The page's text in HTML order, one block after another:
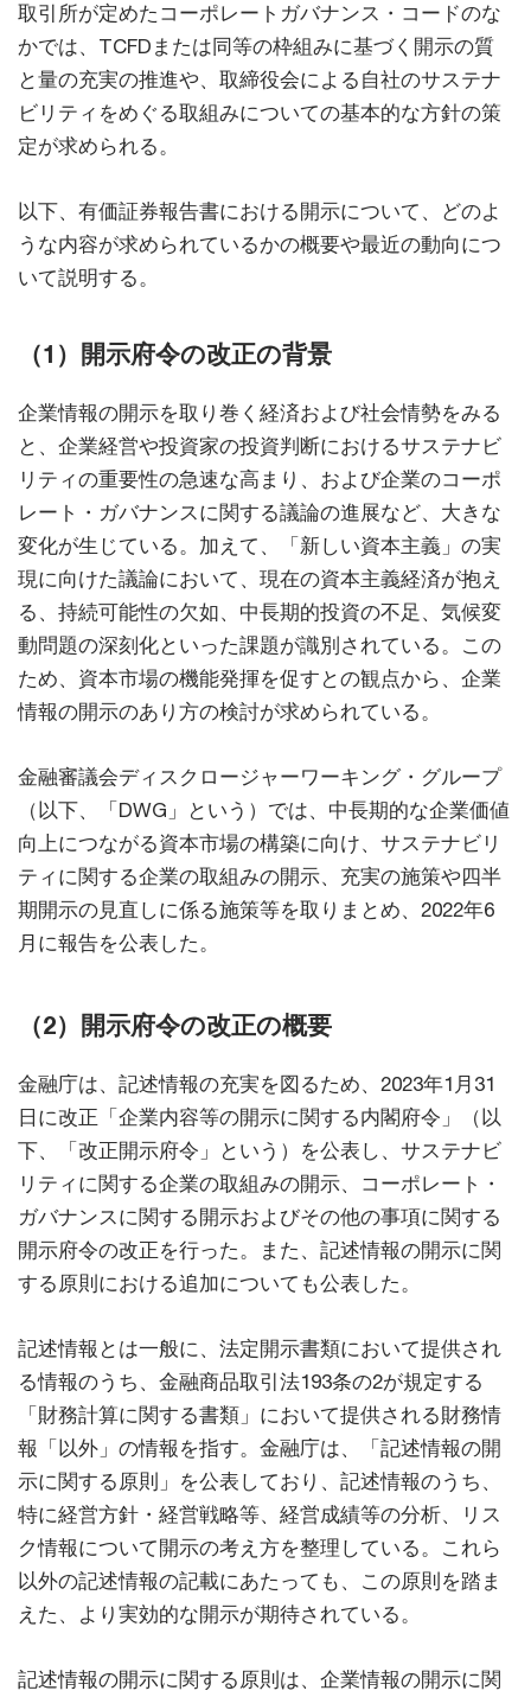
取引所が定めたコーポレートガバナンス・コードのな
かでは、TCFDまたは同等の枠組みに基づく開示の質
と量の充実の推進や、取締役会による自社のサステナ
ビリティをめぐる取組みについての基本的な方針の策
定が求められる。
以下、有価証券報告書における開示について、どのよ
うな内容が求められているかの概要や最近の動向につ
いて説明する。
（1）開示府令の改正の背景
企業情報の開示を取り巻く経済および社会情勢をみる
と、企業経営や投資家の投資判断におけるサステナビ
リティの重要性の急速な高まり、および企業のコーポ
レート・ガバナンスに関する議論の進展など、大きな
変化が生じている。加えて、「新しい資本主義」の実
現に向けた議論において、現在の資本主義経済が抱え
る、持続可能性の欠如、中長期的投資の不足、気候変
動問題の深刻化といった課題が識別されている。この
ため、資本市場の機能発揮を促すとの観点から、企業
情報の開示のあり方の検討が求められている。
金融審議会ディスクロージャーワーキング・グループ
（以下、「DWG」という）では、中長期的な企業価値
向上につながる資本市場の構築に向け、サステナビリ
ティに関する企業の取組みの開示、充実の施策や四半
期開示の見直しに係る施策等を取りまとめ、2022年6
月に報告を公表した。
（2）開示府令の改正の概要
金融庁は、記述情報の充実を図るため、2023年1月31
日に改正「企業内容等の開示に関する内閣府令」（以
下、「改正開示府令」という）を公表し、サステナビ
リティに関する企業の取組みの開示、コーポレート・
ガバナンスに関する開示およびその他の事項に関する
開示府令の改正を行った。また、記述情報の開示に関
する原則における追加についても公表した。
記述情報とは一般に、法定開示書類において提供され
る情報のうち、金融商品取引法193条の2が規定する
「財務計算に関する書類」において提供される財務情
報「以外」の情報を指す。金融庁は、「記述情報の開
示に関する原則」を公表しており、記述情報のうち、
特に経営方針・経営戦略等、経営成績等の分析、リス
ク情報について開示の考え方を整理している。これら
以外の記述情報の記載にあたっても、この原則を踏ま
えた、より実効的な開示が期待されている。
記述情報の開示に関する原則は、企業情報の開示に関